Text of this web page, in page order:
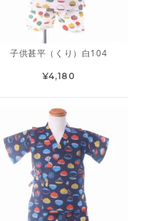
子供甚平（くり）白104
¥4,180